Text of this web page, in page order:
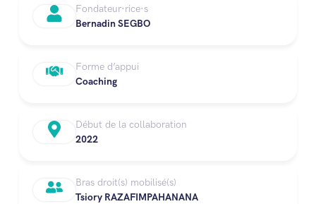
Fondateur·rice·s
Bernadin SEGBO
Forme d’appui
Coaching
Début de la collaboration
2022
Bras droit(s) mobilisé(s)
Tsiory RAZAFIMPAHANANA